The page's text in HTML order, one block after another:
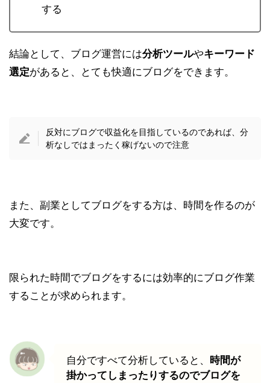
する
結論として、ブログ運営には分析ツールやキーワード
選定があると、とても快適にブログをできます。
反対にブログで収益化を目指しているのであれば、分
析なしではまったく稼げないので注意
また、副業としてブログをする方は、 時間を作るのが
大変です。
限られた時間でブログをするには効率的にブログ作業
することが求められます。
自分ですべて分析していると、 時間が
掛かってしまったりするのでブログを